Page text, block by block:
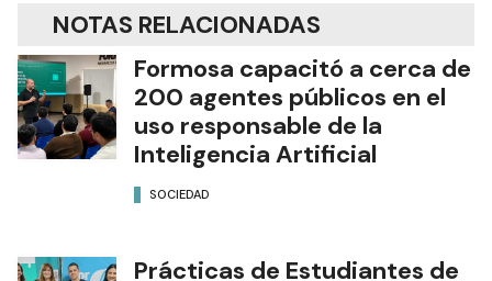
NOTAS RELACIONADAS
Formosa capacitó a cerca de
200 agentes públicos en el
uso responsable de la
Inteligencia Artificial
SOCIEDAD
Prácticas de Estudiantes de